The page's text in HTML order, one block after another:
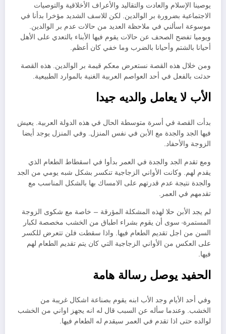
يوصينا الإسلام والعادت والتقاليد والأعراف الأخلاقية والتوصيات
الاجتماعية بضرورة بر الوالدين. لكن للاسف الشديد مؤخرا بدأنا في
موسوعة اسألني في ملاحظة العديد من حالات عدم بر الوالدين.
ويوميا تفضح الصحف عن حالات يقوم فيها الأبناء بالتعدي على الأهل
أحيانا بالشتم وأحيانا بالضرب وما خفي كان أعظم.
ومن خلال هذه القصة نستعرض معكم قيمة بر الوالدين. هذه القصة
حدثت بالفعل في أحد العواصم العربية الغنية بالموارد الطبيعية.
الأب لا يعامل والديه جيدا
بدأت القصة في أسرة متوسطة الحال في هذه الدولة العربية. يعيش
فيها الجد والجدة مع الأبن في نفس المنزل. وفي المنزل يوجد أيضا
الزوجة والأحفاد.
ومع تقدم الجد والجدة في العمر بدأوا في اسقطاط الطعام الذي
يقدم لهم. وكانت الأواني الزجاجية تنكسر بشكل شبه يومي من الجد
والجدة نتيجة عدم قدرتهم على الامساك بها بالشكل المناسب مع
تقدمهم في العمر.
لم يجد الأبن حلا لهذه المشكلة المؤرقة – خاصة مع شكوى الزوجة
المستمرة- سوى أن يقوم بشراء اطباق من الخشب مخصصة لكبار
السن من اجل تقديم الطعام فيها. واذا سقطت فلن تتعرض للكسر
على العكس من الأواني الزجاجية التي كان يتم تقديم الطعام لهم
فيها.
الحفيد يوصل رسالة هامة
وفي أحد الأيام وجد الأب ابنه يقوم بصناعة اشكال غريبة من
الخشب. وعندما سأله عن السبب قال له انه يجهز اواني من الخشب
لوالده حتى اذا تقدم في العمر سيقدم له الطعام فيها.